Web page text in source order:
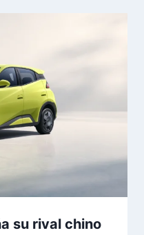
su rival chino